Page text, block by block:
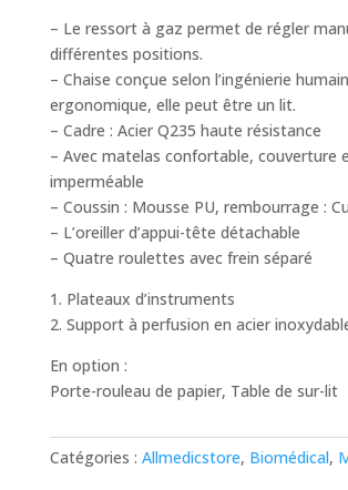
– Le ressort à gaz permet de régler
différentes positions.
– Chaise conçue selon l’ingénierie
ergonomique, elle peut être un lit.
– Cadre : Acier Q235 haute résistance
– Avec matelas confortable, couverture
imperméable
– Coussin : Mousse PU, rembourrage :
– L’oreiller d’appui-tête détachable
– Quatre roulettes avec frein séparé
1. Plateaux d’instruments
2. Support à perfusion en acier
En option :
Porte-rouleau de papier, Table de sur-lit
Catégories : Allmedicstore, Biomédical,